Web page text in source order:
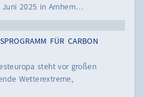
Juni 2025 in Arnhem…
FÜR CARBON
steht vor großen
Wetterextreme,